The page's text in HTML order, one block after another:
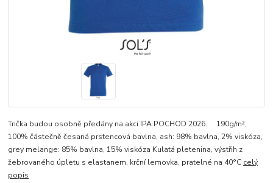
Trička budou osobně předány na akci IPA POCHOD 2026. 190g/m²,
100% částečně česaná prstencová bavlna, ash: 98% bavlna, 2% viskóza,
grey melange: 85% bavlna, 15% viskóza Kulatá pletenina, výstřih z
žebrovaného úpletu s elastanem, krční lemovka, pratelné na 40°C celý
popis